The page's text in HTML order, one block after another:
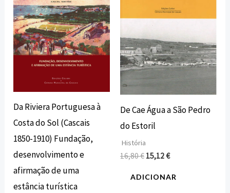
Da Riviera Portuguesa à
Costa do Sol (Cascais
1850-1910) Fundação,
desenvolvimento e
afirmação de uma
estância turística
De Cae Água a São Pedro
do Estoril
História
16,80€ 15,12€
ADICIONAR